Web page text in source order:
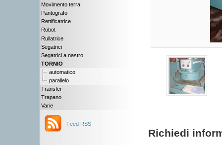
Movimento terra
Pantografo
Rettificatrice
Robot
Rullatrice
Segatrici
Segatrici a nastro
TORNIO
automatico
parallelo
Transfer
Trapano
Varie
Feed RSS
Richiedi